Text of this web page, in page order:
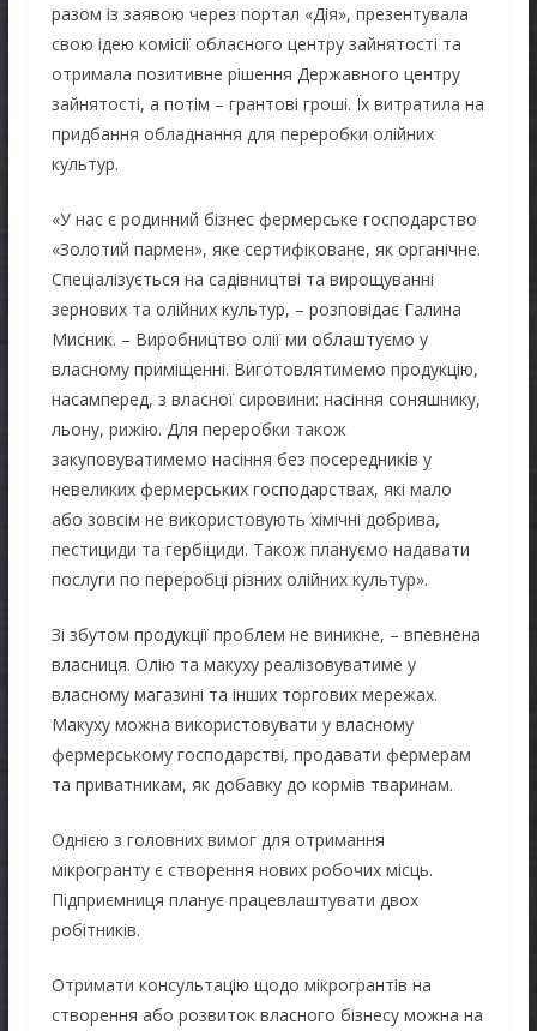
разом із заявою через портал «Дія», презентувала
свою ідею комісії обласного центру зайнятості та
отримала позитивне рішення Державного центру
зайнятості, а потім – грантові гроші. Їх витратила на
придбання обладнання для переробки олійних
культур.
«У нас є родинний бізнес фермерське господарство
«Золотий пармен», яке сертифіковане, як органічне.
Спеціалізується на садівництві та вирощуванні
зернових та олійних культур, – розповідає Галина
Мисник. – Виробництво олії ми облаштуємо у
власному приміщенні. Виготовлятимемо продукцію,
насамперед, з власної сировини: насіння соняшнику,
льону, рижію. Для переробки також
закуповуватимемо насіння без посередників у
невеликих фермерських господарствах, які мало
або зовсім не використовують хімічні добрива,
пестициди та гербіциди. Також плануємо надавати
послуги по переробці різних олійних культур».
Зі збутом продукції проблем не виникне, – впевнена
власниця. Олію та макуху реалізовуватиме у
власному магазині та інших торгових мережах.
Макуху можна використовувати у власному
фермерському господарстві, продавати фермерам
та приватникам, як добавку до кормів тваринам.
Однією з головних вимог для отримання
мікрогранту є створення нових робочих місць.
Підприємниця планує працевлаштувати двох
робітників.
Отримати консультацію щодо мікрогрантів на
створення або розвиток власного бізнесу можна на